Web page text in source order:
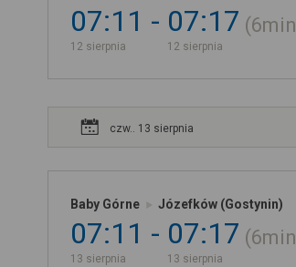
07:11
12 sierpnia
07:17
12 sierpnia
6min
czw.. 13 sierpnia
Baby Górne Józefków (Gostynin)
07:11
13 sierpnia
07:17
13 sierpnia
6min